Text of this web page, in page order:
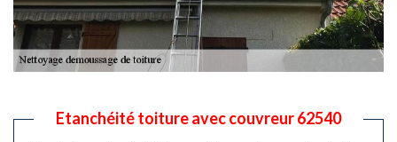
Etanchéité toiture avec couvreur 62540